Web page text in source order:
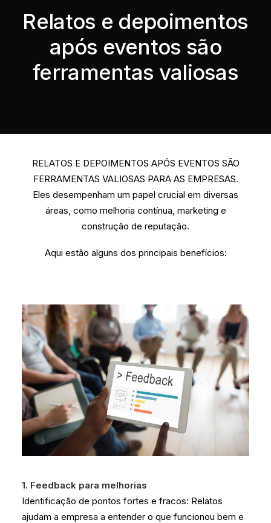
Relatos e depoimentos
após eventos são
ferramentas valiosas
RELATOS E DEPOIMENTOS APÓS EVENTOS SÃO
FERRAMENTAS VALIOSAS PARA AS EMPRESAS.
Eles desempenham um papel crucial em diversas
áreas, como melhoria contínua, marketing e
construção de reputação.
Aqui estão alguns dos principais benefícios:
1. Feedback para melhorias
Identificação de pontos fortes e fracos: Relatos
ajudam a empresa a entender o que funcionou bem e